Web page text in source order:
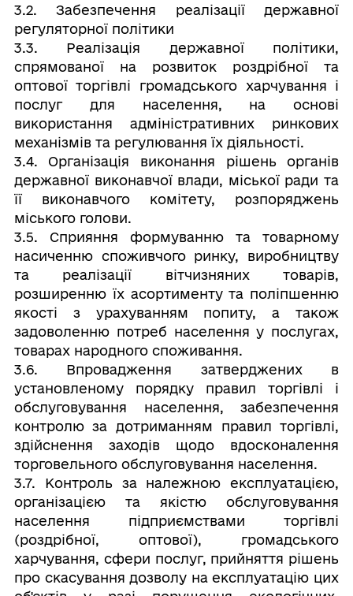
3.2. Забезпечення реалізації державної
регуляторної політики
3.3. Реалізація державної політики,
спрямованої на розвиток роздрібної та
оптової торгівлі громадського харчування і
послуг для населення, на основі
використання адміністративних ринкових
механізмів та регулювання їх діяльності.
3.4. Організація виконання рішень органів
державної виконавчої влади, міської ради та
її виконавчого комітету, розпоряджень
міського голови.
3.5. Сприяння формуванню та товарному
насиченню споживчого ринку, виробництву
та реалізації вітчизняних товарів,
розширенню їх асортименту та поліпшенню
якості з урахуванням попиту, а також
задоволенню потреб населення у послугах,
товарах народного споживання.
3.6. Впровадження затверджених в
установленому порядку правил торгівлі і
обслуговування населення, забезпечення
контролю за дотриманням правил торгівлі,
здійснення заходів щодо вдосконалення
торговельного обслуговування населення.
3.7. Контроль за належною експлуатацією,
організацією та якістю обслуговування
населення підприємствами торгівлі
(роздрібної, оптової), громадського
харчування, сфери послуг, прийняття рішень
про скасування дозволу на експлуатацію цих